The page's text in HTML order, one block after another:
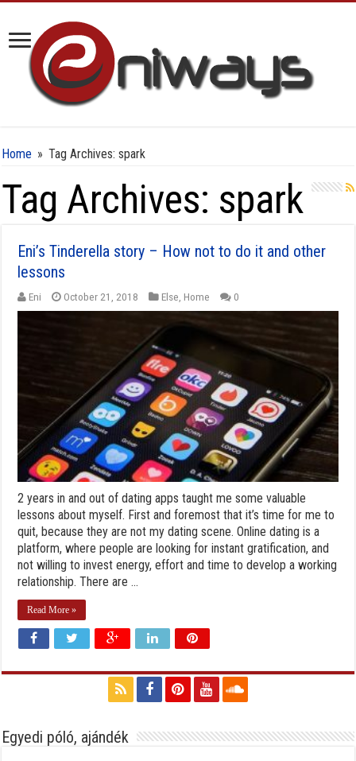
Home » Tag Archives: spark
Tag Archives: spark
Eni’s Tinderella story – How not to do it and other
lessons
Eni October 21, 2018 Else Home 0
2 years in and out of dating apps taught me some valuable
lessons about myself. First and foremost that it’s time for me to
quit, because they are not my dating scene. Online dating is a
platform, where people are looking for instant gratification, and
not willing to invest energy, effort and time to develop a working
relationship. There are ...
Read More »
Egyedi póló, ajándék